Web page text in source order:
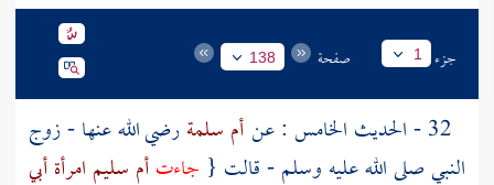
جزء 1 صفحة 138
أم سلمةرضي الله عنها - زوج
النبي صلى الله عليه وسلم - قالت { جاءتأم سليم امرأة أبي